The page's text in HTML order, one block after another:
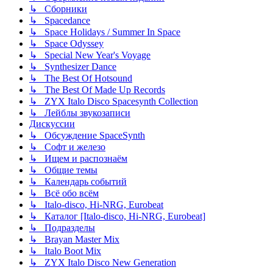
↳ Сборники
↳ Spacedance
↳ Space Holidays / Summer In Space
↳ Space Odyssey
↳ Special New Year's Voyage
↳ Synthesizer Dance
↳ The Best Of Hotsound
↳ The Best Of Made Up Records
↳ ZYX Italo Disco Spacesynth Collection
↳ Лейблы звукозаписи
Дискуссии
↳ Обсуждение SpaceSynth
↳ Софт и железо
↳ Ищем и распознаём
↳ Общие темы
↳ Календарь событий
↳ Всё обо всём
↳ Italo-disco, Hi-NRG, Eurobeat
↳ Каталог [Italo-disco, Hi-NRG, Eurobeat]
↳ Подразделы
↳ Brayan Master Mix
↳ Italo Boot Mix
↳ ZYX Italo Disco New Generation